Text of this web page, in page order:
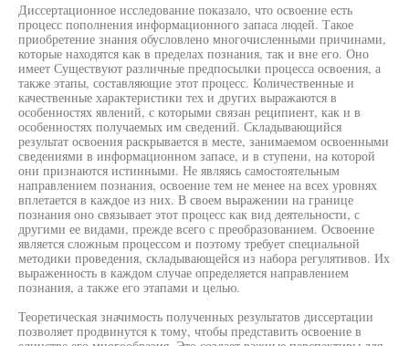
Диссертационное исследование показало, что освоение есть
процесс пополнения информационного запаса людей. Такое
приобретение знания обусловлено многочисленными причинами,
которые находятся как в пределах познания, так и вне его. Оно
имеет Существуют различные предпосылки процесса освоения, а
также этапы, составляющие этот процесс. Количественные и
качественные характеристики тех и других выражаются в
особенностях явлений, с которыми связан реципиент, как и в
особенностях получаемых им сведений. Складывающийся
результат освоения раскрывается в месте, занимаемом освоенными
сведениями в информационном запасе, и в ступени, на которой
они признаются истинными. Не являясь самостоятельным
направлением познания, освоение тем не менее на всех уровнях
вплетается в каждое из них. В своем выражении на границе
познания оно связывает этот процесс как вид деятельности, с
другими ее видами, прежде всего с преобразованием. Освоение
является сложным процессом и поэтому требует специальной
методики проведения, складывающейся из набора регулятивов. Их
выраженность в каждом случае определяется направлением
познания, а также его этапами и целью.
Теоретическая значимость полученных результатов диссертации
позволяет продвинутся к тому, чтобы представить освоение в